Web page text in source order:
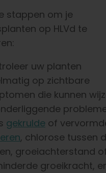
stappen om je
op HLVd te
uw planten
op zichtbare
die kunnen
gekruldeof
, chlorose tussen
groeiachterstand
groeikracht,